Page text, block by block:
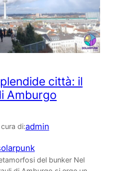
città: il
Amburgo
di:admin
del bunker Nel